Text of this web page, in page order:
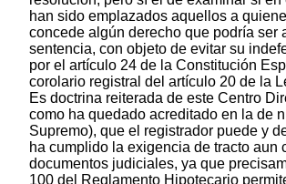
han sido emplazados aquellos a
concede algún derecho que podría ser
sentencia, con objeto de evitar su
por el artículo 24 de la Constitución
corolario registral del artículo 20 de la
Es doctrina reiterada de este Centro
como ha quedado acreditado en la de
Supremo), que el registrador puede y
ha cumplido la exigencia de tracto aun
documentos judiciales, ya que
100 del Reglamento Hipotecario